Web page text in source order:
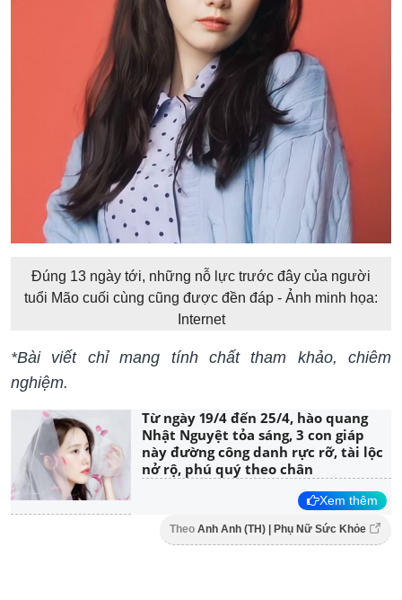
Đúng 13 ngày tới, những nỗ lực trước đây của người
tuổi Mão cuối cùng cũng được đền đáp - Ảnh minh họa:
Internet
*Bài viết chỉ mang tính chất tham khảo, chiêm
nghiệm.
Từ ngày 19/4 đến 25/4, hào quang
Nhật Nguyệt tỏa sáng, 3 con giáp
này đường công danh rực rỡ, tài lộc
nở rộ, phú quý theo chân
Xem thêm
Theo Anh Anh (TH) | Phụ Nữ Sức Khỏe